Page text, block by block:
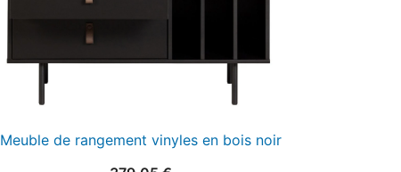
Meuble de rangement vinyles en bois noir